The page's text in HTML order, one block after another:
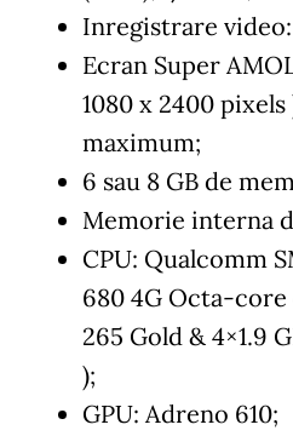
Inregistrare video:
Ecran Super
1080 x 2400
maximum;
6 sau 8 GB de
Memorie interna
CPU: Qualcomm
680 4G Octa-core
265 Gold & 4×1.9
);
GPU: Adreno 610;